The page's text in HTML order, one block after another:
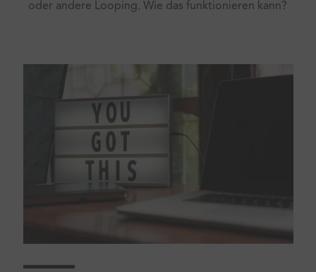
oder andere Looping. Wie das funktionieren kann?